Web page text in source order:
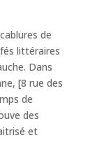
de
littéraires
Dans
[8 rue des
de
des
et